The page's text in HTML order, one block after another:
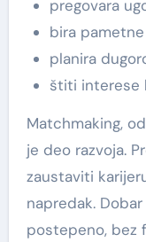
pregovara
bira
planira
štiti interese
Matchmaking,
je deo razvoja.
zaustaviti
napredak.
postepeno, bez